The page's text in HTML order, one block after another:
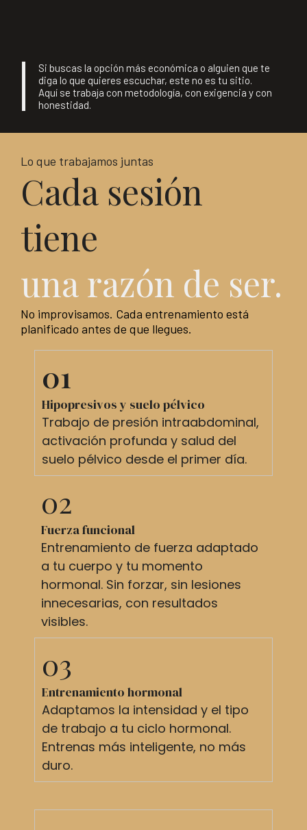
Si buscas la opción más económica o alguien que te
diga lo que quieres escuchar, este no es tu sitio.
Aquí se trabaja con metodología, con exigencia y con
honestidad.
Lo que trabajamos juntas
Cada sesión
tiene
una razón de ser.
No improvisamos. Cada entrenamiento está
planificado antes de que llegues.
01
Hipopresivos y suelo pélvico
Trabajo de presión intraabdominal,
activación profunda y salud del
suelo pélvico desde el primer día.
02
Fuerza funcional
Entrenamiento de fuerza adaptado
a tu cuerpo y tu momento
hormonal. Sin forzar, sin lesiones
innecesarias, con resultados
visibles.
03
Entrenamiento hormonal
Adaptamos la intensidad y el tipo
de trabajo a tu ciclo hormonal.
Entrenas más inteligente, no más
duro.